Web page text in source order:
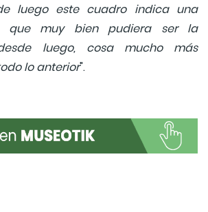
luego este cuadro indica una
que muy bien pudiera ser la
luego, cosa mucho más
lo anterior".